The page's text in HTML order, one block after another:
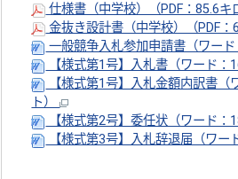
仕様書（中学校）（PDF：85.6
金抜き設計書（中学校）（PDF
一般競争入札参加申請書（ワー
【様式第1号】入札書（ワード
【様式第1号】入札金額内訳書（
ト）
【様式第2号】委任状（ワード
【様式第3号】入札辞退届（ワ